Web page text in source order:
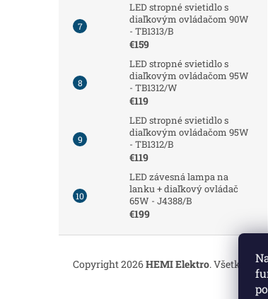
LED stropné svietidlo s
diaľkovým ovládačom 90W
- TB1313/B
€159
LED stropné svietidlo s
diaľkovým ovládačom 95W
- TB1312/W
€119
LED stropné svietidlo s
diaľkovým ovládačom 95W
- TB1312/B
€119
LED závesná lampa na
lanku + diaľkový ovládač
65W - J4388/B
€199
Copyright 2026HEMI Elektro. Všetky